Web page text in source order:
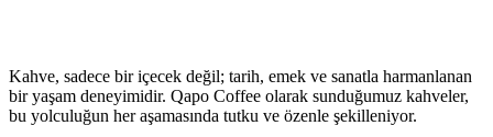
Kahve, sadece bir içecek değil; tarih, emek ve sanatla harmanlanan
bir yaşam deneyimidir. Qapo Coffee olarak sunduğumuz kahveler,
bu yolculuğun her aşamasında tutku ve özenle şekilleniyor.